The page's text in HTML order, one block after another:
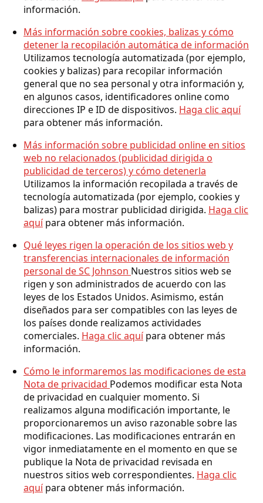
información.
Más información sobre cookies, balizas y cómo
detener la recopilación automática de información
Utilizamos tecnología automatizada (por ejemplo,
cookies y balizas) para recopilar información
general que no sea personal y otra información y,
en algunos casos, identificadores online como
direcciones IP e ID de dispositivos. Haga clic aquí
para obtener más información.
Más información sobre publicidad online en sitios
web no relacionados (publicidad dirigida o
publicidad de terceros) y cómo detenerla
Utilizamos la información recopilada a través de
tecnología automatizada (por ejemplo, cookies y
balizas) para mostrar publicidad dirigida. Haga clic
aquípara obtener más información.
Qué leyes rigen la operación de los sitios web y
transferencias internacionales de información
personal de SC Johnson Nuestros sitios web se
rigen y son administrados de acuerdo con las
leyes de los Estados Unidos. Asimismo, están
diseñados para ser compatibles con las leyes de
los países donde realizamos actividades
comerciales. Haga clic aquípara obtener más
información.
Cómo le informaremos las modificaciones de esta
Nota de privacidad Podemos modificar esta Nota
de privacidad en cualquier momento. Si
realizamos alguna modificación importante, le
proporcionaremos un aviso razonable sobre las
modificaciones. Las modificaciones entrarán en
vigor inmediatamente en el momento en que se
publique la Nota de privacidad revisada en
nuestros sitios web correspondientes. Haga clic
aquípara obtener más información.